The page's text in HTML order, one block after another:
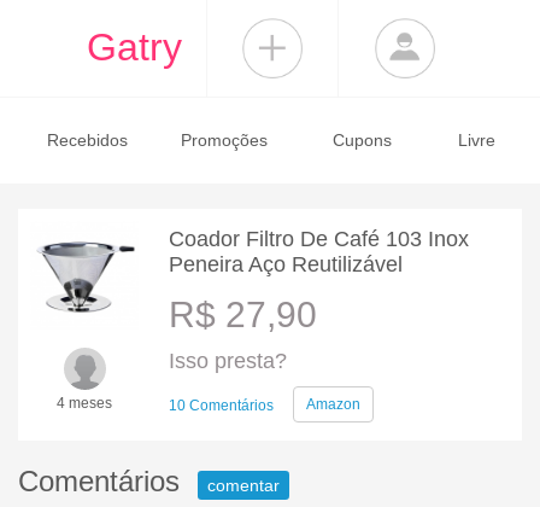
Gatry
Recebidos Promoções Cupons Livre
4 meses
Coador Filtro De Café 103 Inox
Peneira Aço Reutilizável
R$ 27,90
Isso presta?
10 Comentários Amazon
Comentários comentar